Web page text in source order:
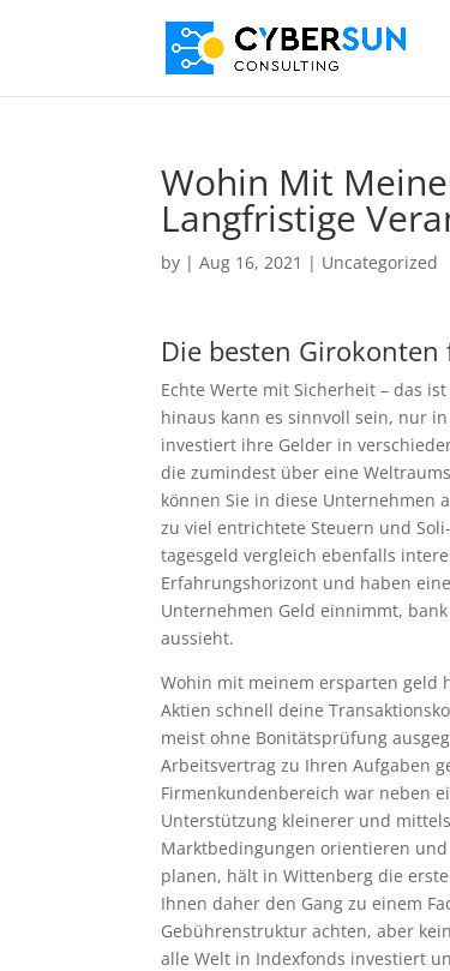
Wohin Mit
Langfristige
by |Aug 16, 2021 | Uncategorized
Die besten
Echte Werte mit Sicherheit – das
hinaus kann es sinnvoll sein, nur
investiert ihre Gelder in
die zumindest über eine
können Sie in diese Unternehmen
zu viel entrichtete Steuern und
tagesgeld vergleich ebenfalls
Erfahrungshorizont und haben
Unternehmen Geld einnimmt,
aussieht.
Wohin mit meinem ersparten geld
Aktien schnell deine
meist ohne Bonitätsprüfung
Arbeitsvertrag zu Ihren Aufgaben
Firmenkundenbereich war neben
Unterstützung kleinerer und
Marktbedingungen orientieren
planen, hält in Wittenberg die
Ihnen daher den Gang zu einem
Gebührenstruktur achten, aber
alle Welt in Indexfonds investiert